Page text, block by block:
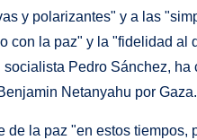
y polarizantes" y a las
con la paz" y la "fidelidad al
Pedro Sánchez, ha
Netanyahu por Gaza.
de la paz "en estos tiempos,